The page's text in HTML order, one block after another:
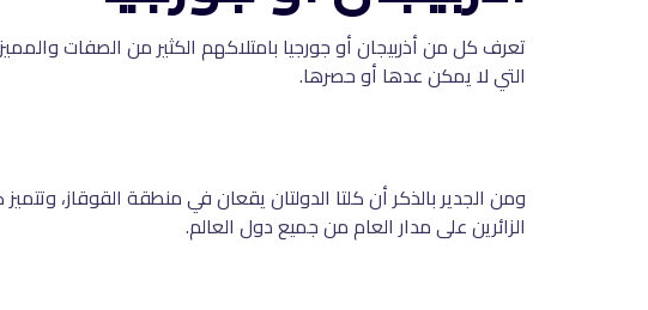
تعرف كل من أذربيجان أو جورجيا بامتلاكهم الكثير من الصفات
التي لا يمكن عدها أو حصرها.
ومن الجدير بالذكر أن كلتا الدولتان يقعان في منطقة القوقاز،
الزائرين على مدار العام من جميع دول العالم.